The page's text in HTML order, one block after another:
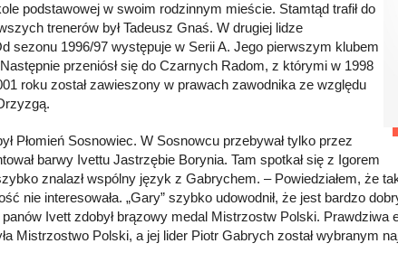
podstawowej w swoim rodzinnym mieście. Stamtąd trafił do
trenerów był Tadeusz Gnaś. W drugiej lidze
sezonu 1996/97 występuje w Serii A. Jego pierwszym klubem
przeniósł się do Czarnych Radom, z którymi w 1998
roku został zawieszony w prawach zawodnika ze względu
Płomień Sosnowiec. W Sosnowcu przebywał tylko przez
barwy Ivettu Jastrzębie Borynia. Tam spotkał się z Igorem
znalazł wspólny język z Gabrychem. – Powiedziałem, że
nie interesowała. „Gary” szybko udowodnił, że jest bardzo
Ivett zdobył brązowy medal Mistrzostw Polski. Prawdziwa
Mistrzostwo Polski, a jej lider Piotr Gabrych został wybranym